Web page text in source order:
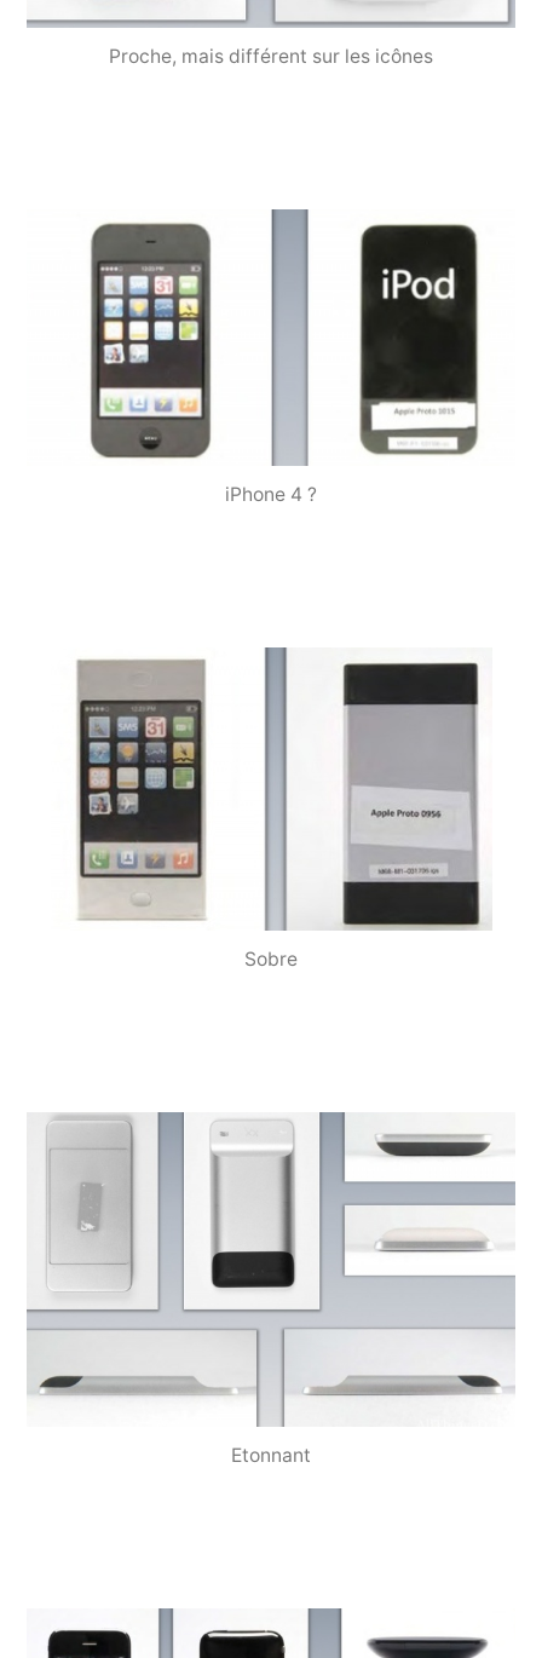
Proche, mais différent sur les icônes
iPhone 4 ?
Sobre
Etonnant